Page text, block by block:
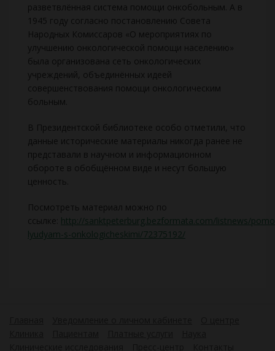
разветвлённая система помощи онкобольным. А в
1945 году согласно постановлению Совета
Народных Комиссаров «О мероприятиях по
улучшению онкологической помощи населению»
была организована сеть онкологических
учреждений, объединённых идеей
совершенствования помощи онкологическим
больным.
В Президентской библиотеке особо отметили, что
данные исторические материалы никогда ранее не
представали в научном и информационном
обороте в обобщённом виде и несут большую
ценность.
Посмотреть материал можно по
ссылке: http://sanktpeterburg.bezformata.com/listnews/
lyudyam-s-onkologicheskimi/72375192/